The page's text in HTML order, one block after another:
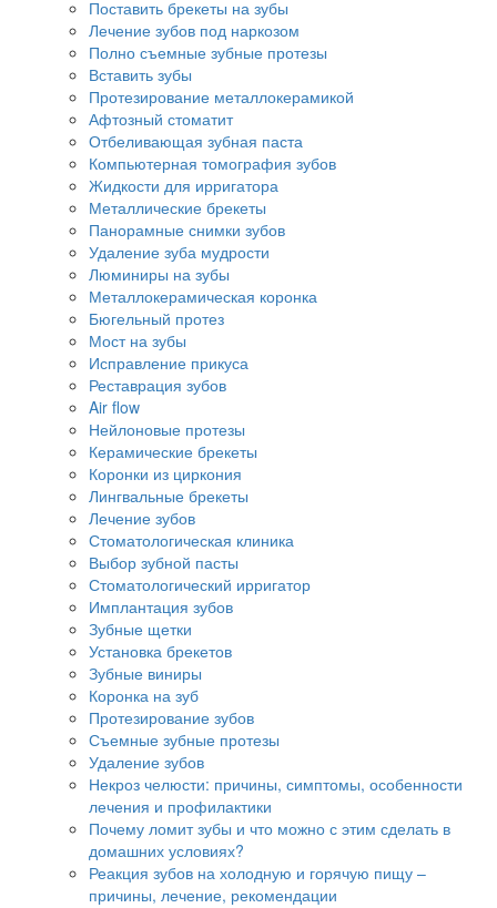
Поставить брекеты на зубы
Лечение зубов под наркозом
Полно съемные зубные протезы
Вставить зубы
Протезирование металлокерамикой
Афтозный стоматит
Отбеливающая зубная паста
Компьютерная томография зубов
Жидкости для ирригатора
Металлические брекеты
Панорамные снимки зубов
Удаление зуба мудрости
Люминиры на зубы
Металлокерамическая коронка
Бюгельный протез
Мост на зубы
Исправление прикуса
Реставрация зубов
Air flow
Нейлоновые протезы
Керамические брекеты
Коронки из циркония
Лингвальные брекеты
Лечение зубов
Стоматологическая клиника
Выбор зубной пасты
Стоматологический ирригатор
Имплантация зубов
Зубные щетки
Установка брекетов
Зубные виниры
Коронка на зуб
Протезирование зубов
Съемные зубные протезы
Удаление зубов
Некроз челюсти: причины, симптомы, особенности
лечения и профилактики
Почему ломит зубы и что можно с этим сделать в
домашних условиях?
Реакция зубов на холодную и горячую пищу –
причины, лечение, рекомендации